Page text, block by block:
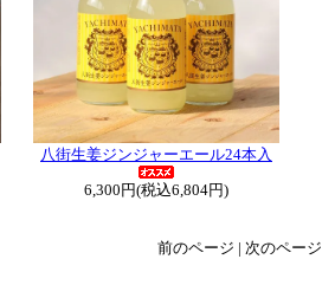
八街生姜ジンジャーエール24本入
6,300円(税込6,804円)
前のページ | 次のページ